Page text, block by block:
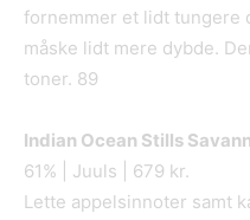
fornemmer et lidt tungere
måske lidt mere dybde.
toner. 89
Indian Ocean Stills
61% | Juuls | 679 kr.
Lette appelsinnoter samt